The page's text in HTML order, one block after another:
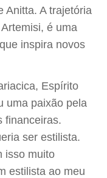
Anitta. A trajetória
é uma
inspira novos
Espírito
uma paixão pela
financeiras.
ser estilista.
isso muito
estilista ao meu